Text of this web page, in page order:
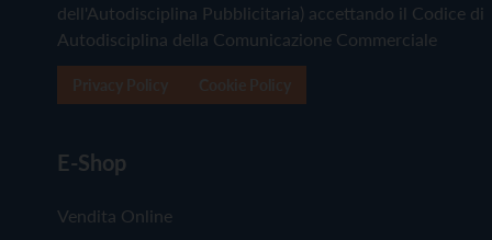
dell'Autodisciplina Pubblicitaria) accettando il Codice di
Autodisciplina della Comunicazione Commerciale
E-Shop
Vendita Online